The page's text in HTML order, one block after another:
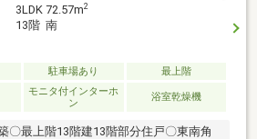
3LDK 72.57m2
13階 南
駐車場あり 最上階
モニタ付インターホ
ン
浴室乾燥機
〇最上階13階建13階部分住戸〇東南角